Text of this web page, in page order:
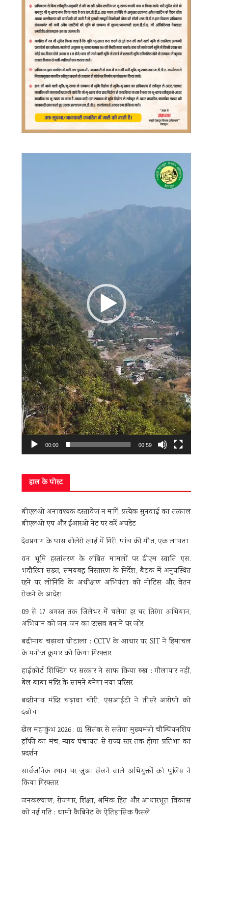
00:00 00:59
हाल के पोस्ट
बीएलओ अनावश्यक दस्तावेज न मांगें, प्रत्येक सुनवाई का तत्काल
बीएलओ एप और ईआरओ नेट पर करें अपडेट
देवप्रयाग के पास बोलेरो खाई में गिरी, पांच की मौत, एक लापता
वन भूमि हस्तांतरण के लंबित मामलों पर डीएम स्वाति एस.
भदौरिया सख्त, समयबद्ध निस्तारण के निर्देश, बैठक में अनुपस्थित
रहने पर लोनिवि के अधीक्षण अभियंता को नोटिस और वेतन
रोकने के आदेश
09 से 17 अगस्त तक जिलेभर में चलेगा हर घर तिरंगा अभियान,
अभियान को जन-जन का उत्सव बनाने पर जोर
बद्रीनाथ चढ़ावा घोटाला : CCTV के आधार पर SIT ने हिमाचल
के मनोज कुमार को किया गिरफ्तार
हाईकोर्ट शिफ्टिंग पर सरकार ने साफ किया रुख : गौलापार नहीं,
बेल बाबा मंदिर के सामने बनेगा नया परिसर
बदरीनाथ मंदिर चढ़ावा चोरी, एसआईटी ने तीसरे आरोपी को
दबोचा
खेल महाकुंभ 2026 : 01 सितंबर से सजेगा मुख्यमंत्री चौम्पियनशिप
ट्रॉफी का मंच, न्याय पंचायत से राज्य स्तर तक होगा प्रतिभा का
प्रदर्शन
सार्वजनिक स्थान पर जुआ खेलने वाले अभियुक्तों को पुलिस ने
किया गिरफ्तार
जनकल्याण, रोजगार, शिक्षा, श्रमिक हित और आधारभूत विकास
को नई गति : धामी कैबिनेट के ऐतिहासिक फैसले